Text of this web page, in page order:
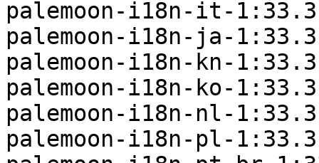
palemoon-i18n-it-
palemoon-i18n-ja-
palemoon-i18n-kn-
palemoon-i18n-ko-
palemoon-i18n-nl-
palemoon-i18n-pl-